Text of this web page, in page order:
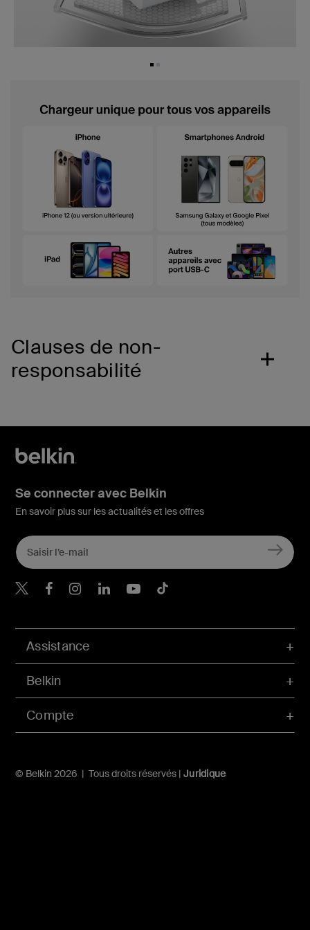
Clauses de non-
responsabilité
Compte
Assistance
Belkin
© Belkin 2026 | Tous droits réservés | Juridique
Se connecter avec Belkin
En savoir plus sur les actualités et les offres
Belkin Twitter
Belkin Facebook
Belkin Instagram
Belkin LinkedIn
Belkin Youtube
Belkin TikTok